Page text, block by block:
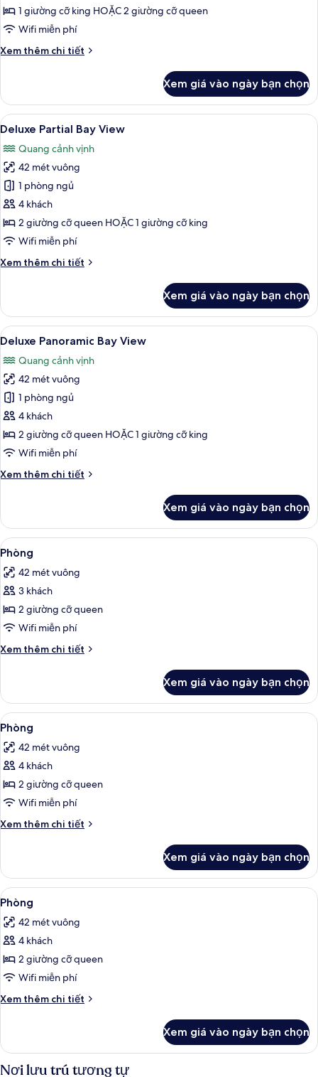
1 giường cỡ king HOẶC 2 giường cỡ queen
Wifi miễn phí
Xem thêm chi tiết
Chi
Deluxe
Tropical
Xem giá vào ngày bạn chọn
Xem
tất
cả
ảnh
Deluxe
Partial
Bay
View
Minibar, két bảo mật tại phòng, bàn
6
Deluxe Partial Bay View
Quang cảnh vịnh
42 mét vuông
1 phòng ngủ
4 khách
2 giường cỡ queen HOẶC 1 giường cỡ king
Wifi miễn phí
Xem thêm chi tiết
Chi
Deluxe
Partial
Bay
Xem giá vào ngày bạn chọn
Xem
tất
cả
ảnh
Deluxe
Panoramic
Bay
View
Minibar, két bảo mật tại phòng, bàn
6
Deluxe Panoramic Bay View
Quang cảnh vịnh
42 mét vuông
1 phòng ngủ
4 khách
2 giường cỡ queen HOẶC 1 giường cỡ king
Wifi miễn phí
Xem thêm chi tiết
Chi
Deluxe
Panoramic
Bay
Xem giá vào ngày bạn chọn
Xem
tất
cả
ảnh
Phòng
Minibar, két bảo mật tại phòng, bàn
5
Phòng
42 mét vuông
3 khách
2 giường cỡ queen
Wifi miễn phí
Xem thêm chi tiết
Chi
Phòng
Xem giá vào ngày bạn chọn
Xem
tất
cả
ảnh
Phòng
Minibar, két bảo mật tại phòng, bàn
6
Phòng
42 mét vuông
4 khách
2 giường cỡ queen
Wifi miễn phí
Xem thêm chi tiết
Chi
Phòng
Xem giá vào ngày bạn chọn
Xem
tất
cả
ảnh
Phòng
Minibar, két bảo mật tại phòng, bàn
6
Phòng
42 mét vuông
4 khách
2 giường cỡ queen
Wifi miễn phí
Xem thêm chi tiết
Chi
Phòng
Xem giá vào ngày bạn chọn
Nơi lưu trú tương tự